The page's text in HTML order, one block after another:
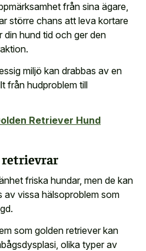
från sina ägare,
större chans att leva kortare
din hund tid och ger den
miljö kan drabbas av en
från hudproblem till
Retriever Hund
retrievrar
friska hundar, men de kan
av vissa hälsoproblem som
som golden retriever kan
olika typer av